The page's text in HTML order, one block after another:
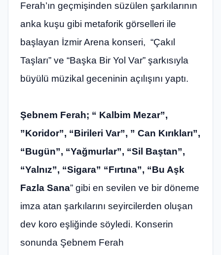
Ferah’ın geçmişinden süzülen şarkılarının
anka kuşu gibi metaforik görselleri ile
başlayan İzmir Arena konseri, “Çakıl
Taşları” ve “Başka Bir Yol Var” şarkısıyla
büyülü müzikal geceninin açılışını yaptı.
Şebnem Ferah; “ Kalbim Mezar”,
”Koridor”, “Birileri Var”, ” Can Kırıkları”,
“Bugün”, “Yağmurlar”, “Sil Baştan”,
“Yalnız”, “Sigara” “Fırtına”, “Bu Aşk
Fazla Sana” gibi en sevilen ve bir döneme
imza atan şarkılarını seyircilerden oluşan
dev koro eşliğinde söyledi. Konserin
sonunda Şebnem Ferah